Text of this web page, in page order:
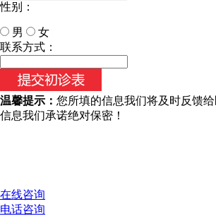
性别：
男
女
今天日期：
联系方式：
温馨提示： 您所填的信息我们将及时反馈
信息我们承诺绝对保密！
在线咨询
电话咨询